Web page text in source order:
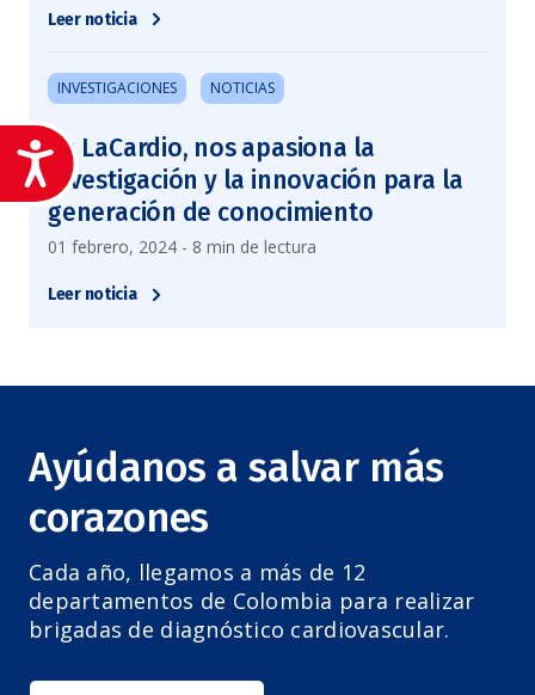
Accesibilidad
Leer noticia
INVESTIGACIONES NOTICIAS
En LaCardio, nos apasiona la
investigación y la innovación para la
generación de conocimiento
01 febrero, 2024 - 8 min de lectura
Leer noticia
Ayúdanos a salvar más
corazones
Cada año, llegamos a más de 12
departamentos de Colombia para realizar
brigadas de diagnóstico cardiovascular.